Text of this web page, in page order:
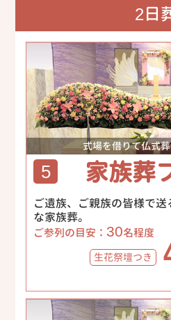
2日
式場を借りて仏式
5 家族葬
ご遺族、ご親族の皆様で
な家族葬。
ご参列の目安： 30名程度
生花祭壇つき